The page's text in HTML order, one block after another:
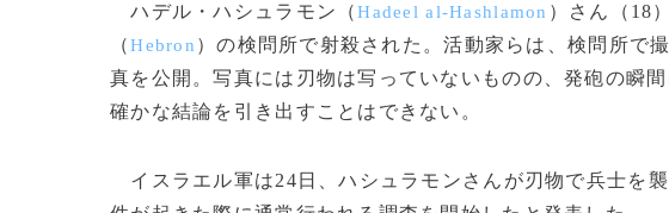
ハデル・ハシュラモン（Hadeel al-Hashlamon ）さん（18
（Hebron ）の検問所で射殺された。活動家らは、検問所で
真を公開。写真には刃物は写っていないものの、発砲の瞬
確かな結論を引き出すことはできない。
イスラエル軍は24日、ハシュラモンさんが刃物で兵士を